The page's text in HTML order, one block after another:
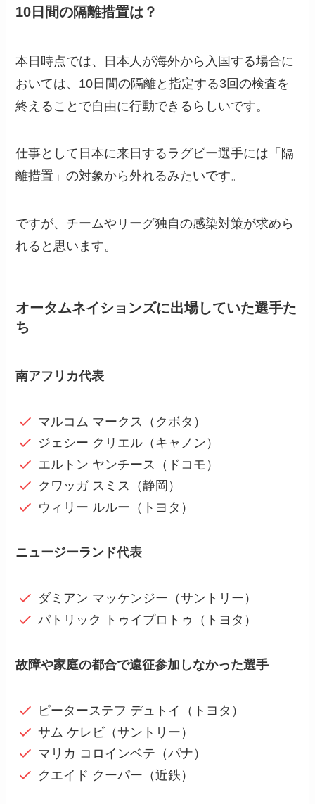
10日間の隔離措置は？
本日時点では、日本人が海外から入国する場合に
おいては、10日間の隔離と指定する3回の検査を
終えることで自由に行動できるらしいです。
仕事として日本に来日するラグビー選手には「隔
離措置」の対象から外れるみたいです。
ですが、チームやリーグ独自の感染対策が求めら
れると思います。
オータムネイションズに出場していた選手た
ち
南アフリカ代表
マルコム マークス（クボタ）
ジェシー クリエル（キャノン）
エルトン ヤンチース（ドコモ）
クワッガ スミス（静岡）
ウィリー ルルー（トヨタ）
ニュージーランド代表
ダミアン マッケンジー（サントリー）
パトリック トゥイプロトゥ（トヨタ）
故障や家庭の都合で遠征参加しなかった選手
ピーターステフ デュトイ（トヨタ）
サム ケレビ（サントリー）
マリカ コロインベテ（パナ）
クエイド クーパー（近鉄）